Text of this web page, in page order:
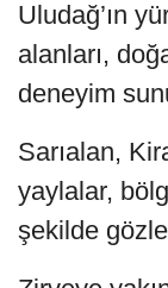
Uludağ’ın
alanları,
deneyim
Sarıalan,
yaylalar,
şekilde